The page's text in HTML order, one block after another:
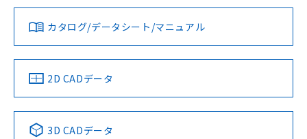
タイムチャート
以上、n: 18mm以上
検出領域
ダウンロードデータをご利用いただく前に、以下を必ずお読
みください。
ソフトウェアの使用条件
対応済み
中国 RoHS 注意事項・凡例
LR型式承認
（イギリス
船舶規格）
DNV型式承認
（ノルウェー
BV型式承認
（フランス
KR型式
（韓国
No No No No
カタログ/データシート/マニュアル
2D CADデータ
3D CADデータ